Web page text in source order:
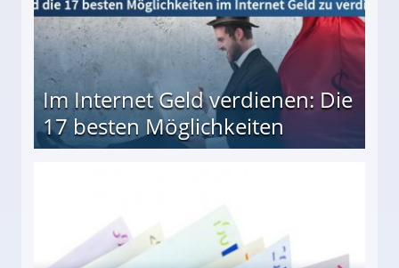
Im Internet Geld verdienen: Die
17 besten Möglichkeiten